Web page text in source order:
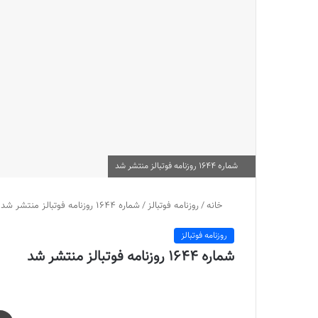
شماره 1644 روزنامه فوتبالز منتشر شد
خانه/روزنامه فوتبالز/شماره 1644 روزنامه فوتبالز منتشر شد
روزنامه فوتبالز
شماره 1644 روزنامه فوتبالز منتشر شد